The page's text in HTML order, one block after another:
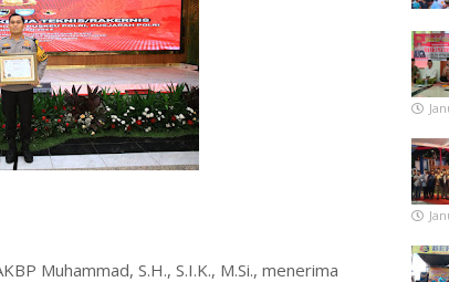
Muhammad, S.H., S.I.K., M.Si., menerima